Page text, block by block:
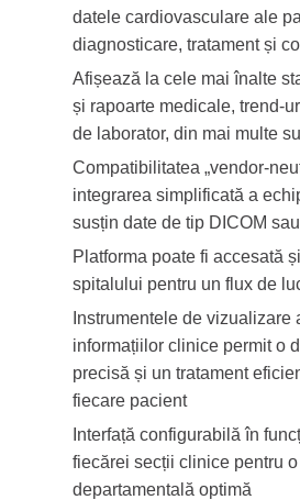
datele cardiovasculare ale
diagnosticare, tratament și
Afișează la cele mai înalte
și rapoarte medicale, trend-
de laborator, din mai multe
Compatibilitatea „vendor-
integrarea simplificată a
susțin date de tip DICOM
Platforma poate fi accesată
spitalului pentru un flux de
Instrumentele de vizualizare
informațiilor clinice permit o
precisă și un tratament
fiecare pacient
Interfață configurabilă în
fiecărei secții clinice pentru
departamentală optimă